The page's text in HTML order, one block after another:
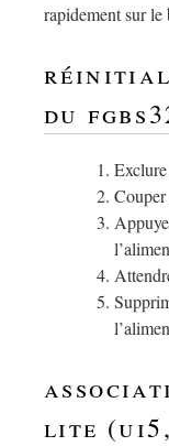
rapidement sur
du
lite